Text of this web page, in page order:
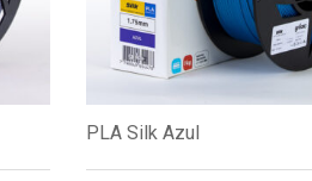
PLA Silk Azul